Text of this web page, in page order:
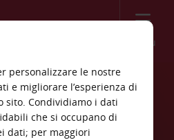
Menù
Kongsberg
personalizzare le nostre
e migliorare l’esperienza di
sito. Condividiamo i dati
che si occupano di
dati; per maggiori